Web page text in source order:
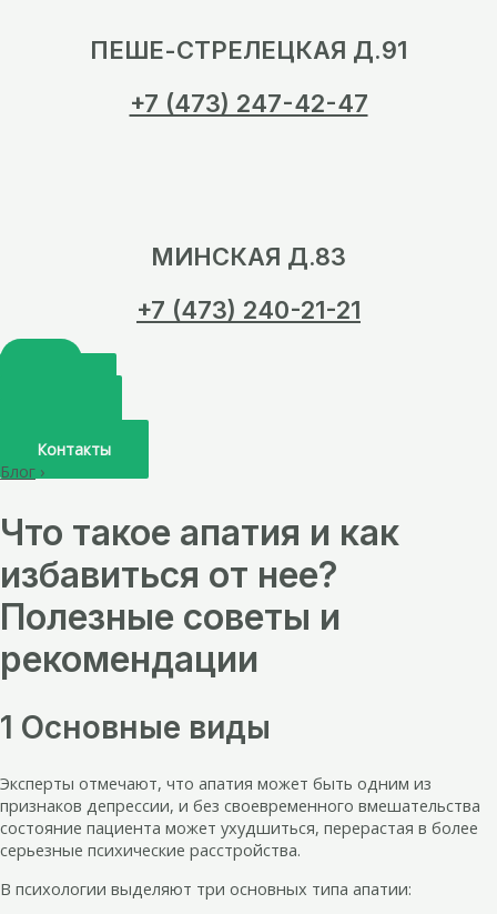
ПЕШЕ-СТРЕЛЕЦКАЯ Д.91
+7 (473) 247-42-47
МИНСКАЯ Д.83
+7 (473) 240-21-21
Контакты
Блог ›
Что такое апатия и как
избавиться от нее?
Полезные советы и
рекомендации
1 Основные виды
Эксперты отмечают, что апатия может быть одним из
признаков депрессии, и без своевременного вмешательства
состояние пациента может ухудшиться, перерастая в более
серьезные психические расстройства.
В психологии выделяют три основных типа апатии: